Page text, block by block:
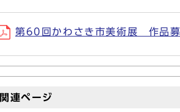
第60回かわさき市美術展 作品
関連ページ